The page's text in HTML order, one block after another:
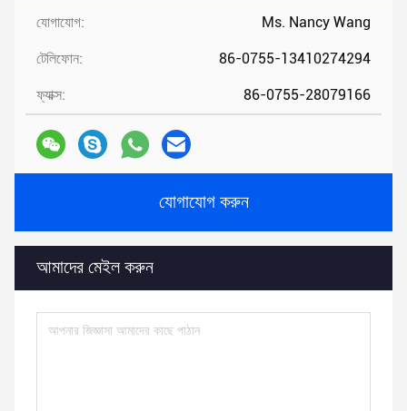
যোগাযোগ: Ms. Nancy Wang
টেলিফোন: 86-0755-13410274294
ফ্যাক্স: 86-0755-28079166
যোগাযোগ করুন
আমাদের মেইল ​​করুন